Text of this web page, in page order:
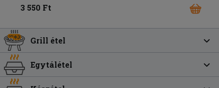
3 550 Ft
Grill étel
Egytálétel